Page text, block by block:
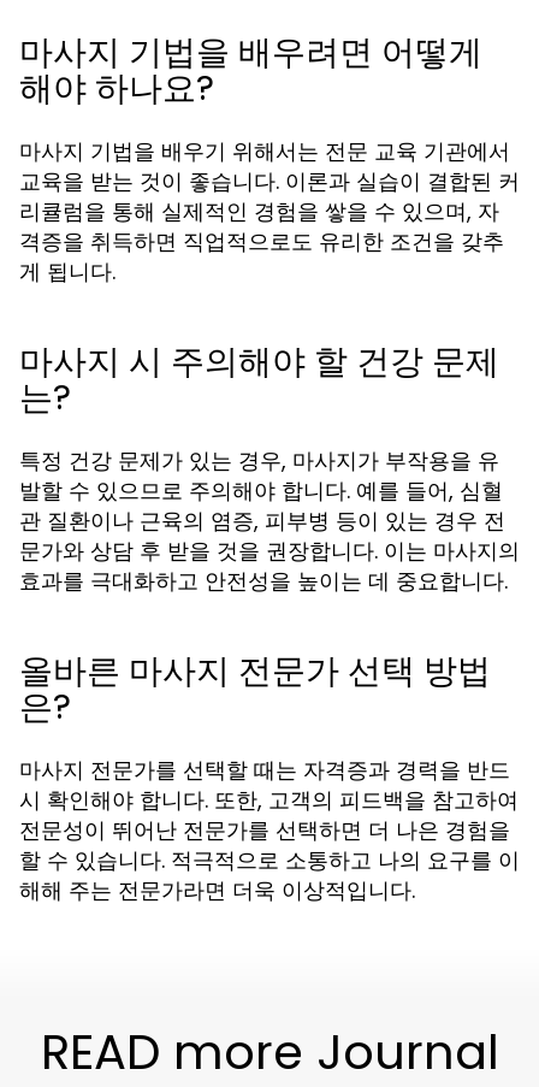
마사지 기법을 배우려면 어떻게
해야 하나요?
마사지 기법을 배우기 위해서는 전문 교육 기관에서
교육을 받는 것이 좋습니다. 이론과 실습이 결합된 커
리큘럼을 통해 실제적인 경험을 쌓을 수 있으며, 자
격증을 취득하면 직업적으로도 유리한 조건을 갖추
게 됩니다.
마사지 시 주의해야 할 건강 문제
는?
특정 건강 문제가 있는 경우, 마사지가 부작용을 유
발할 수 있으므로 주의해야 합니다. 예를 들어, 심혈
관 질환이나 근육의 염증, 피부병 등이 있는 경우 전
문가와 상담 후 받을 것을 권장합니다. 이는 마사지의
효과를 극대화하고 안전성을 높이는 데 중요합니다.
올바른 마사지 전문가 선택 방법
은?
마사지 전문가를 선택할 때는 자격증과 경력을 반드
시 확인해야 합니다. 또한, 고객의 피드백을 참고하여
전문성이 뛰어난 전문가를 선택하면 더 나은 경험을
할 수 있습니다. 적극적으로 소통하고 나의 요구를 이
해해 주는 전문가라면 더욱 이상적입니다.
READ more Journal